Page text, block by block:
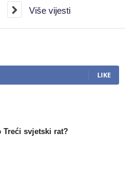
Više vijesti
LIKE
Treći svjetski rat?